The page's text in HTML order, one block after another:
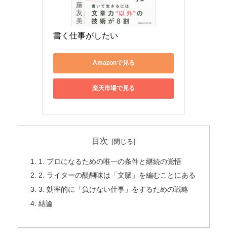
書く仕事がしたい
Amazonで見る
楽天市場で見る
目次
1. プロになるための唯一の条件と継続の覚悟
2. ライターの醍醐味は「文脈」を編むことにある
3. 効率的に「負けない仕事」をするための戦略
結論